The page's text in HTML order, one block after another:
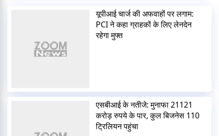
यूपीआई चार्ज की अफवाहों पर लगाम:
PCI ने कहा ग्राहकों के लिए लेनदेन
रहेगा मुफ्त
एसबीआई के नतीजे: मुनाफा 21121
करोड़ रुपये के पार, कुल बिजनेस 110
ट्रिलियन पहुंचा